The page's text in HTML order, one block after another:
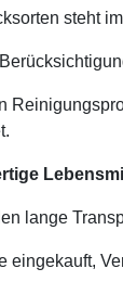
steht
lange
eingekauft,